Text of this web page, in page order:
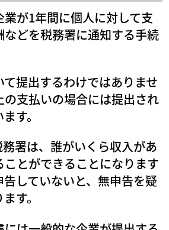
が1年間に個人に対して支
どを税務署に通知する手続
提出するわけではありませ
支払いの場合には提出され
す。
署は、誰がいくら収入があ
ことができることになります
していないと、無申告を疑
す。